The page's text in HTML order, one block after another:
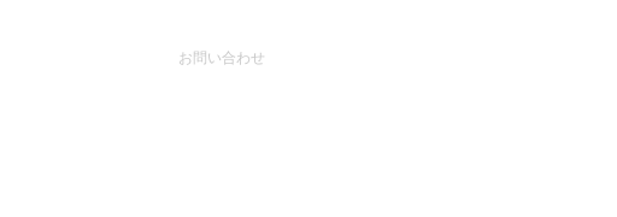
お問い合わせ